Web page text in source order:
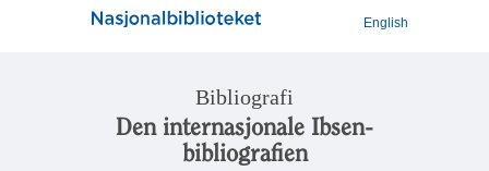
English
Bibliografi
Den internasjonale Ibsen-
bibliografien